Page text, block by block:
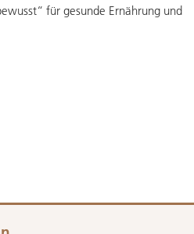
für gesunde Ernährung und